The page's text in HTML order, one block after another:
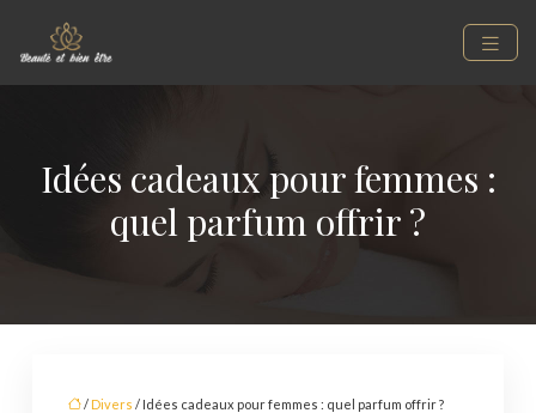
Idées cadeaux pour femmes :
quel parfum offrir ?
/ Divers / Idées cadeaux pour femmes : quel parfum offrir ?